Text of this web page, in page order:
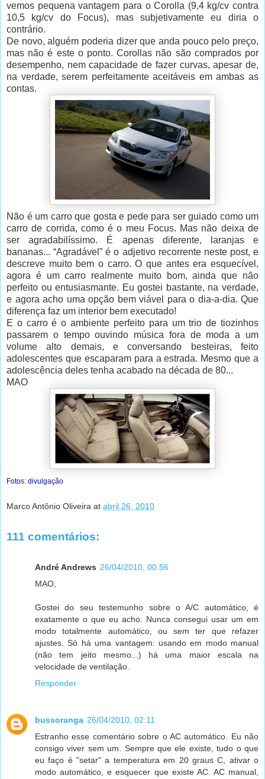
vemos pequena vantagem para o Corolla (9,4 kg/cv contra
10,5 kg/cv do Focus), mas subjetivamente eu diria o
contrário.
De novo, alguém poderia dizer que anda pouco pelo preço,
mas não é este o ponto. Corollas não são comprados por
desempenho, nem capacidade de fazer curvas, apesar de,
na verdade, serem perfeitamente aceitáveis em ambas as
contas.
Não é um carro que gosta e pede para ser guiado como um
carro de corrida, como é o meu Focus. Mas não deixa de
ser agradabilíssimo. É apenas diferente, laranjas e
bananas... “Agradável” é o adjetivo recorrente neste post, e
descreve muito bem o carro. O que antes era esquecível,
agora é um carro realmente muito bom, ainda que não
perfeito ou entusiasmante. Eu gostei bastante, na verdade,
e agora acho uma opção bem viável para o dia-a-dia. Que
diferença faz um interior bem executado!
E o carro é o ambiente perfeito para um trio de tiozinhos
passarem o tempo ouvindo música fora de moda a um
volume alto demais, e conversando besteiras, feito
adolescentes que escaparam para a estrada. Mesmo que a
adolescência deles tenha acabado na década de 80...
MAO
Fotos: divulgação
Marco Antônio Oliveira at abril 26, 2010
111 comentários:
André Andrews 26/04/2010, 00:56
MAO,
Gostei do seu testemunho sobre o A/C automático, é
exatamente o que eu acho. Nunca consegui usar um em
modo totalmente automático, ou sem ter que refazer
ajustes. Só há uma vantagem: usando em modo manual
(não tem jeito mesmo...) há uma maior escala na
velocidade de ventilação.
Responder
bussoranga 26/04/2010, 02:11
Estranho esse comentário sobre o AC automático. Eu não
consigo viver sem um. Sempre que ele existe, tudo o que
eu faço é "setar" a temperatura em 20 graus C, ativar o
modo automático, e esquecer que existe AC. AC manual,